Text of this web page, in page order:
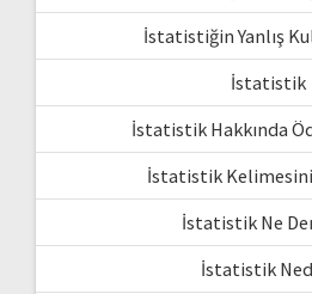
İstatistiğin Yanlış
İstatistik
İstatistik Hakkında
İstatistik
İstatistik Ne
İstatistik